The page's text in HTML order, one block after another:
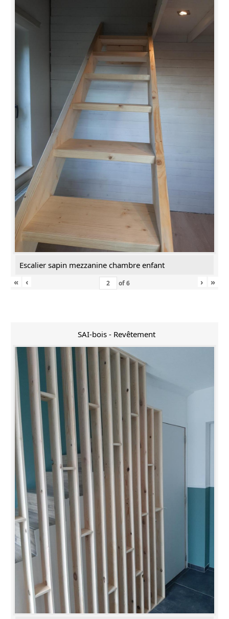
Escalier sapin mezzanine chambre enfant
«
‹ of6 › »
SAI-bois - Revêtement